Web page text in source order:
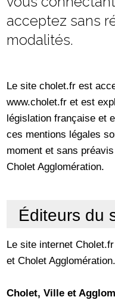
acceptez sans
modalités.
Le site cholet.fr est
www.cholet.fr et est
législation française et
ces mentions légales
moment et sans
Cholet Agglomération.
Éditeurs du
Le site internet
et Cholet Agglomération.
Cholet, Ville et